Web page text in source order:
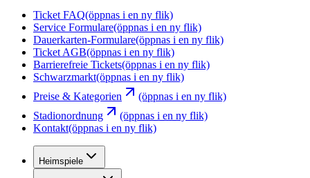
Ticket FAQ(öppnas i en ny flik)
Service Formulare(öppnas i en ny flik)
Dauerkarten-Formulare(öppnas i en ny flik)
Ticket AGB(öppnas i en ny flik)
Barrierefreie Tickets(öppnas i en ny flik)
Schwarzmarkt(öppnas i en ny flik)
Preise & Kategorien
(öppnas i en ny flik)
Stadionordnung
(öppnas i en ny flik)
Kontakt(öppnas i en ny flik)
Heimspiele